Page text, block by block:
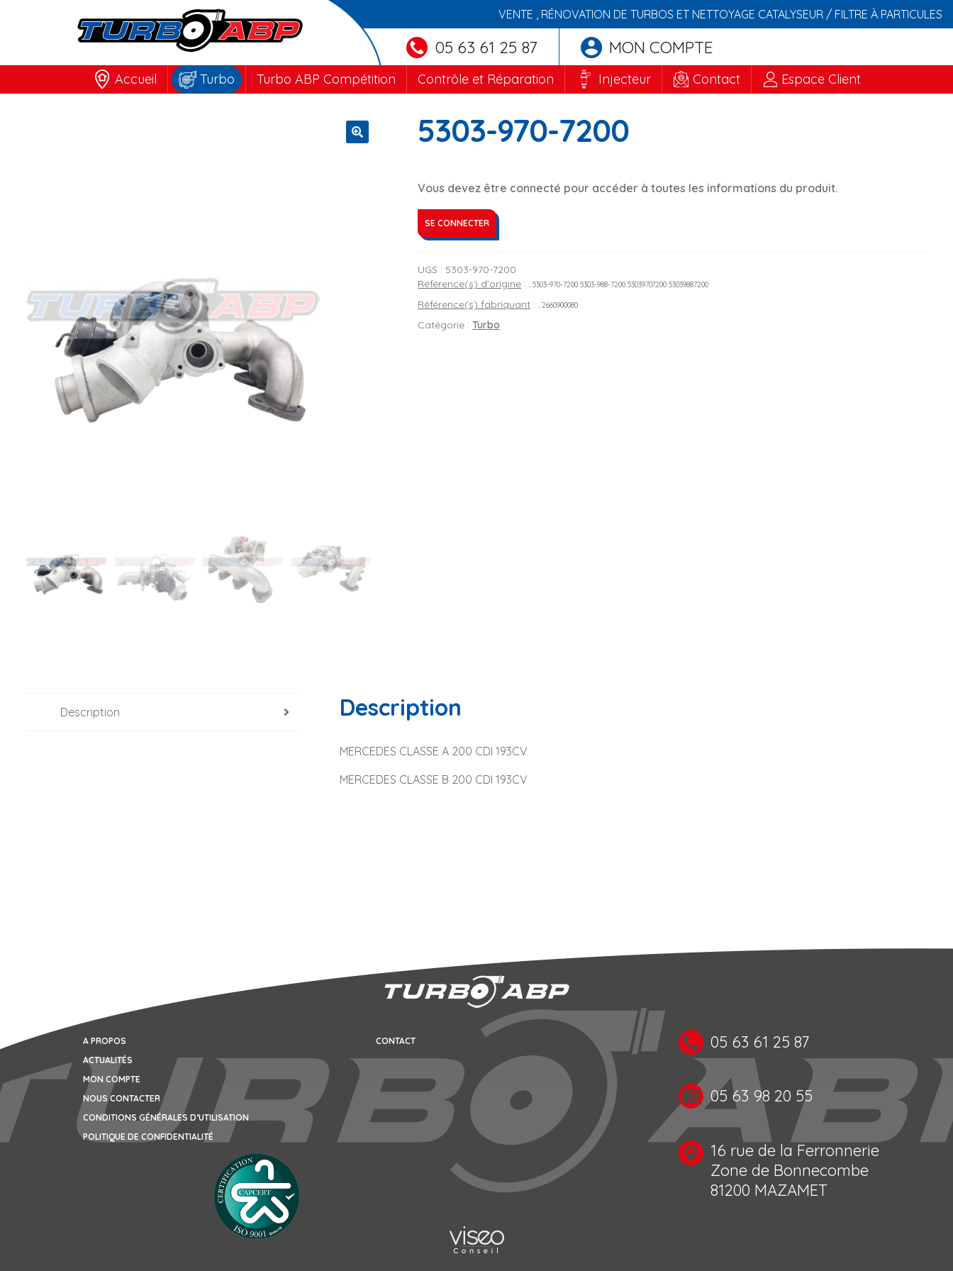
VENTE , RÉNOVATION DE TURBOS ET NETTOYAGE CATALYSEUR / FILTRE À PARTICULES
05 63 61 25 87 MON COMPTE
Accueil Turbo Turbo ABP Compétition Contrôle et Réparation Injecteur Contact Espace Client
5303-970-7200
Vous devez être connecté pour accéder à toutes les informations du produit.
SE CONNECTER
UGS : 5303-970-7200
Référence(s) d'origine : , 5303-970-7200 5303-988-7200 53039707200 53039887200
Référence(s) fabriquant : , 2660900080
Catégorie :Turbo
Description Description
MERCEDES CLASSE A 200 CDI 193CV
MERCEDES CLASSE B 200 CDI 193CV
A PROPOS
ACTUALITÉS
MON COMPTE
NOUS CONTACTER
CONDITIONS GÉNÉRALES D’UTILISATION
POLITIQUE DE CONFIDENTIALITÉ
CONTACT 05 63 61 25 87
05 63 98 20 55
16 rue de la Ferronnerie
Zone de Bonnecombe
81200 MAZAMET